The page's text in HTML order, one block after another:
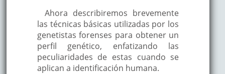
Ahora describiremos brevemente
las técnicas básicas utilizadas por los
genetistas forenses para obtener un
perfil genético, enfatizando las
peculiaridades de estas cuando se
aplican a identificación humana.